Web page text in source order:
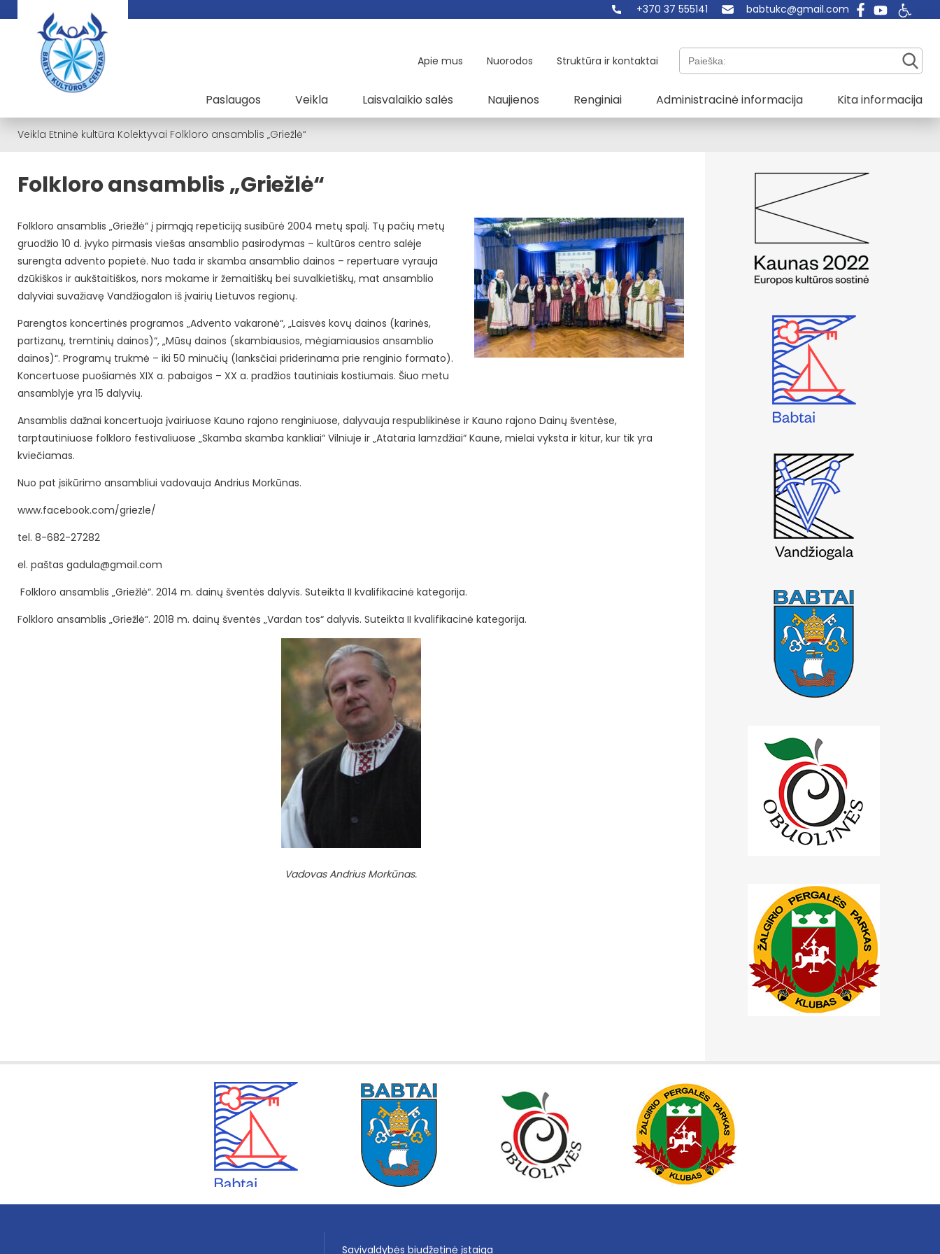
+370 37 555141 babtukc@gmail.com
Apie mus Nuorodos Struktūra ir kontaktai Paieška:
Paslaugos Veikla Laisvalaikio salės Naujienos Renginiai Administracinė informacija Kita informacija
Veikla Etninė kultūra Kolektyvai Folkloro ansamblis „Griežlė“
Folkloro ansamblis „Griežlė“
Folkloro ansamblis „Griežlė“ į pirmąją repeticiją susibūrė 2004 metų spalį. Tų pačių metų
gruodžio 10 d. įvyko pirmasis viešas ansamblio pasirodymas – kultūros centro salėje
surengta advento popietė. Nuo tada ir skamba ansamblio dainos – repertuare vyrauja
dzūkiškos ir aukštaitiškos, nors mokame ir žemaitiškų bei suvalkietiškų, mat ansamblio
dalyviai suvažiavę Vandžiogalon iš įvairių Lietuvos regionų.
Parengtos koncertinės programos „Advento vakaronė“, „Laisvės kovų dainos (karinės,
partizanų, tremtinių dainos)“, „Mūsų dainos (skambiausios, mėgiamiausios ansamblio
dainos)“. Programų trukmė – iki 50 minučių (lanksčiai priderinama prie renginio formato).
Koncertuose puošiamės XIX a. pabaigos – XX a. pradžios tautiniais kostiumais. Šiuo metu
ansamblyje yra 15 dalyvių.
Ansamblis dažnai koncertuoja įvairiuose Kauno rajono renginiuose, dalyvauja respublikinėse ir Kauno rajono Dainų šventėse,
tarptautiniuose folkloro festivaliuose „Skamba skamba kankliai“ Vilniuje ir „Atataria lamzdžiai“ Kaune, mielai vyksta ir kitur, kur tik yra
kviečiamas.
Nuo pat įsikūrimo ansambliui vadovauja Andrius Morkūnas.
www.facebook.com/griezle/
tel. 8-682-27282
el. paštas gadula@gmail.com
Folkloro ansamblis „Griežlė“. 2014 m. dainų šventės dalyvis. Suteikta II kvalifikacinė kategorija.
Folkloro ansamblis „Griežlė“. 2018 m. dainų šventės „Vardan tos“ dalyvis. Suteikta II kvalifikacinė kategorija.
Vadovas Andrius Morkūnas.
Savivaldybės biudžetinė įstaiga